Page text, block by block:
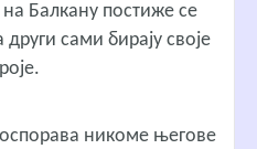
Балкану постиже се
сами бирају своје
никоме његове